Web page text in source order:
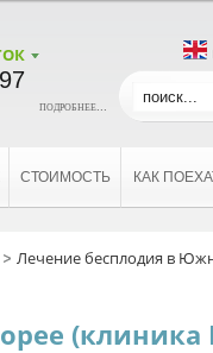
подробнее...
СТОИМОСТЬ КАК
Лечение бесплодия в